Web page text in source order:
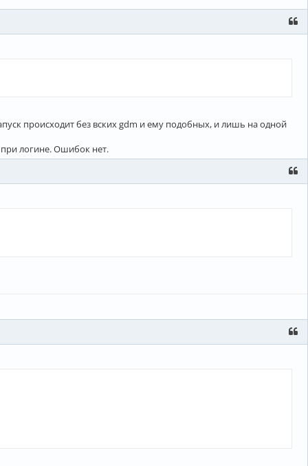
происходит без вских gdm и ему подобных, и лишь на одной
при логине. Ошибок нет.